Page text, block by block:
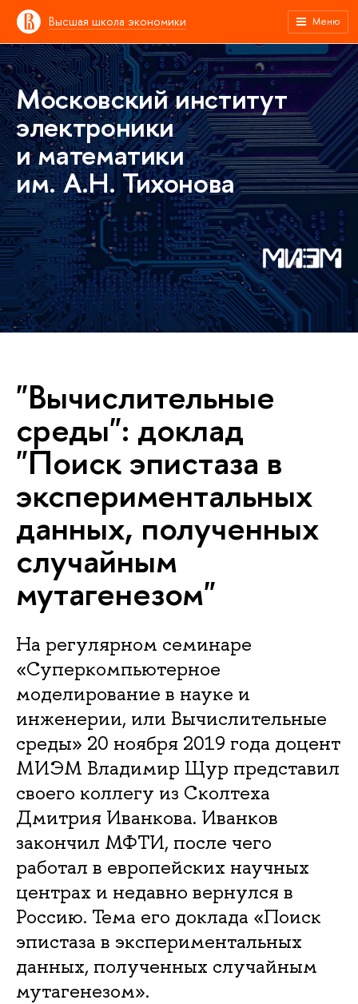
Высшая школа экономики Меню
Московский институт
электроники
и математики
им. А.Н. Тихонова
"Вычислительные
среды": доклад
"Поиск эпистаза в
экспериментальных
данных, полученных
случайным
мутагенезом"
На регулярном семинаре
«Суперкомпьютерное
моделирование в науке и
инженерии, или Вычислительные
среды» 20 ноября 2019 года доцент
МИЭМ Владимир Щур представил
своего коллегу из Сколтеха
Дмитрия Иванкова. Иванков
закончил МФТИ, после чего
работал в европейских научных
центрах и недавно вернулся в
Россию. Тема его доклада «Поиск
эпистаза в экспериментальных
данных, полученных случайным
мутагенезом».